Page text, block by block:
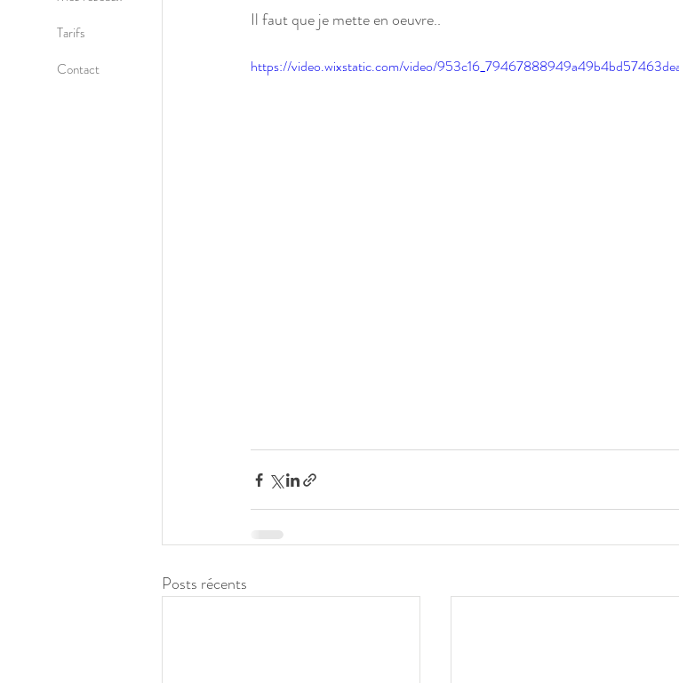
Tarifs
Contact
Il faut que je mette en oeuvre..
https://video.wixstatic.com/video/
Posts récents